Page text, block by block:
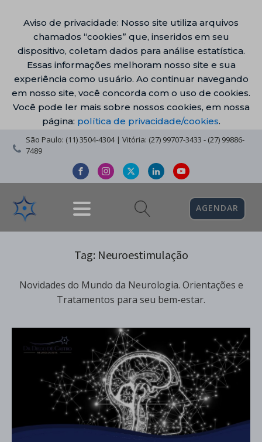
Aviso de privacidade: Nosso site utiliza arquivos
chamados “cookies” que, inseridos em seu
dispositivo, coletam dados para análise estatística.
Essas informações melhoram nosso site e sua
experiência como usuário. Ao continuar navegando
em nosso site, você concorda com o uso de cookies.
Você pode ler mais sobre nossos cookies, em nossa
página: política de privacidade/cookies.
São Paulo: (11) 3504-4304 | Vitória: (27) 99707-3433 - (27) 99886-
7489
AGENDAR
Tag: Neuroestimulação
Novidades do Mundo da Neurologia. Orientações e
Tratamentos para seu bem-estar.